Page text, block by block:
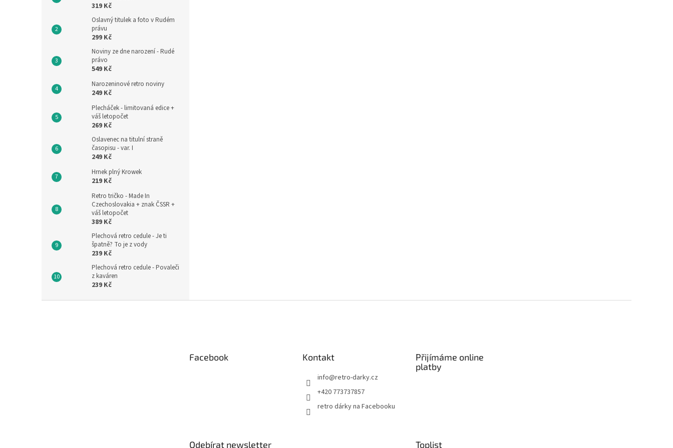
319 Kč
Oslavný titulek a foto v Rudém
právu
299 Kč
Noviny ze dne narození - Rudé
právo
549 Kč
Narozeninové retro noviny
249 Kč
Plecháček - limitovaná edice +
váš letopočet
269 Kč
Oslavenec na titulní straně
časopisu - var. I
249 Kč
Hrnek plný Krowek
219 Kč
Retro tričko - Made In
Czechoslovakia + znak ČSSR +
váš letopočet
389 Kč
Plechová retro cedule - Je ti
špatně? To je z vody
239 Kč
Plechová retro cedule - Povaleči
z kaváren
239 Kč
Facebook Kontakt
info@retro-darky.cz
+420 773737857
retro dárky na Facebooku
Přijímáme online
platby
Odebírat newsletter Toplist